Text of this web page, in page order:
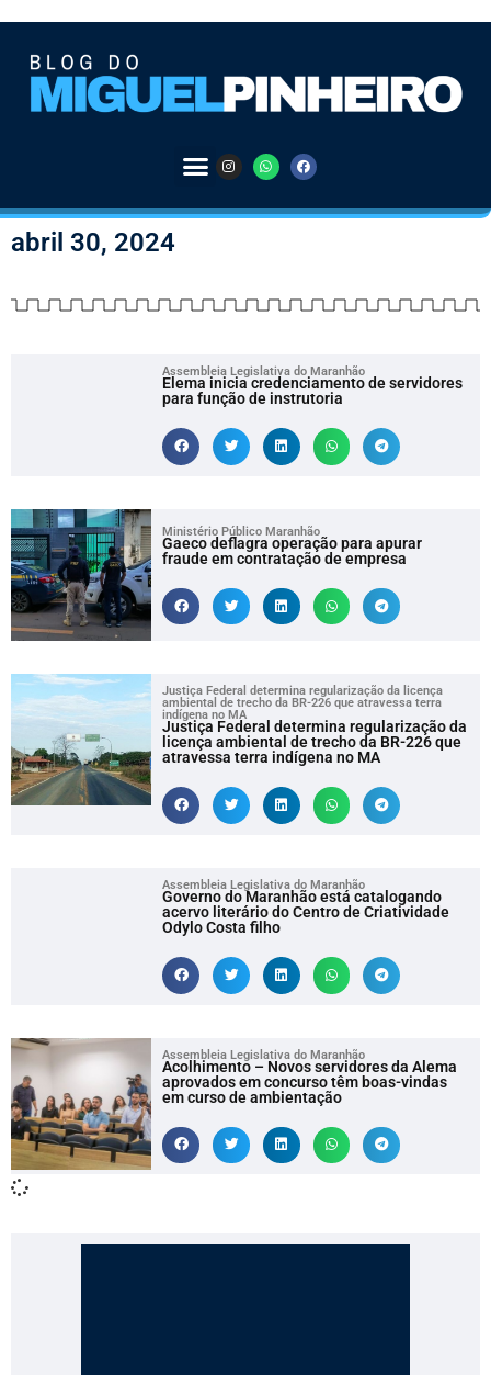
abril 30, 2024
Assembleia Legislativa do Maranhão
Elema inicia credenciamento de servidores
para função de instrutoria
Ministério Público Maranhão
Gaeco deflagra operação para apurar
fraude em contratação de empresa
Justiça Federal determina regularização da licença
ambiental de trecho da BR-226 que atravessa terra
indígena no MA
Justiça Federal determina regularização da
licença ambiental de trecho da BR-226 que
atravessa terra indígena no MA
Assembleia Legislativa do Maranhão
Governo do Maranhão está catalogando
acervo literário do Centro de Criatividade
Odylo Costa filho
Assembleia Legislativa do Maranhão
Acolhimento – Novos servidores da Alema
aprovados em concurso têm boas-vindas
em curso de ambientação